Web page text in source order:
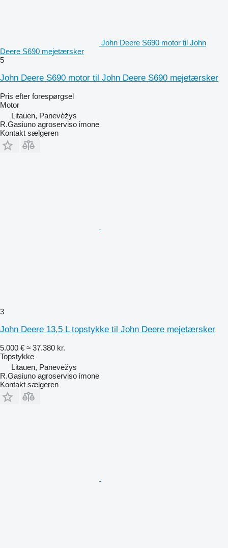
John Deere S690 motor til John
Deere S690 mejetærsker
5
John Deere S690 motor til John Deere S690 mejetærsker
Pris efter forespørgsel
Motor
Litauen, Panevėžys
R.Gasiuno agroserviso imone
Kontakt sælgeren
3
John Deere 13,5 L topstykke til John Deere mejetærsker
5.000 € ≈ 37.380 kr.
Topstykke
Litauen, Panevėžys
R.Gasiuno agroserviso imone
Kontakt sælgeren